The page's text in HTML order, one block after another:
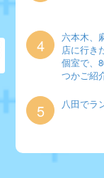
4
六本木、
店に行き
個室で、
つかご紹
5 八田でラ